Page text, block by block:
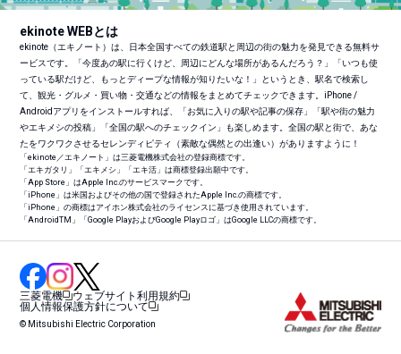
ekinote WEBとは
ekinote（エキノート）は、日本全国すべての鉄道駅と周辺の街の魅力を発見できる無料サ
ービスです。「今度あの駅に行くけど、周辺にどんな場所があるんだろう？」「いつも使
っている駅だけど、もっとディープな情報が知りたいな！」というとき、駅名で検索し
て、観光・グルメ・買い物・交通などの情報をまとめてチェックできます。iPhone /
Androidアプリをインストールすれば、「お気に入りの駅や記事の保存」「駅や街の魅力
やエキメシの投稿」「全国の駅へのチェックイン」も楽しめます。全国の駅と街で、あな
たをワクワクさせるセレンディピティ（素敵な偶然との出逢い）がありますように！
「ekinote／エキノート」は三菱電機株式会社の登録商標です。
「エキガタリ」「エキメシ」「エキ活」は商標登録出願中です。
「App Store」はApple Inc.のサービスマークです。
「iPhone」は米国およびその他の国で登録されたApple Inc.の商標です。
「iPhone」の商標はアイホン株式会社のライセンスに基づき使用されています。
「AndroidTM 」「Google PlayおよびGoogle Playロゴ」はGoogle LLCの商標です。
三菱電機
ウェブサイト利用規約
個人情報保護方針について
© Mitsubishi Electric Corporation